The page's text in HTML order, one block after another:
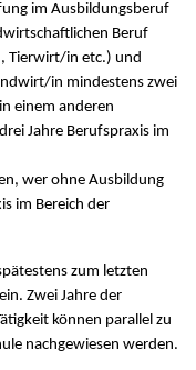
im Ausbildungsberuf
Beruf
Tierwirt/in etc.) und
in mindestens zwei
einem anderen
Jahre Berufspraxis im
wer ohne Ausbildung
im Bereich der
zum letzten
Zwei Jahre der
können parallel zu
nachgewiesen werden.